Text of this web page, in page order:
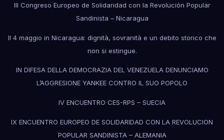
III Congreso Europeo de Solidaridad con la Revolución Popular
Sandinista – Nicaragua
Il 4 maggio in Nicaragua: dignità, sovranità e un debito storico che
non si estingue.
IN DIFESA DELLA DEMOCRAZIA DEL VENEZUELA DENUNCIAMO
L’AGGRESIONE YANKEE CONTRO IL SUO POPOLO
IV ENCUENTRO CES-RPS – SUECIA
IX ENCUENTRO EUROPEO DE SOLIDARIDAD CON LA REVOLUCION
POPULAR SANDINISTA – ALEMANIA